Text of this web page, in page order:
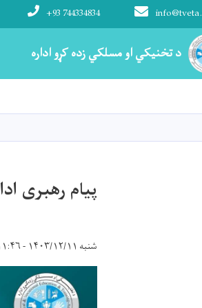
د تخنیکي او مسلکي زده کړو اداره
+93 744334834
Main
د تخنیکي او مسلکي زده کړو اداره
پیام رهبری
شنبه ۱۴۰۳/۱۲/۱۱ - ۱۱:۴۶